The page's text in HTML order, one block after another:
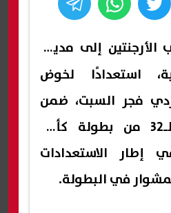
الأرجنتين إلى مدينة
استعدادًا لخوض
فجر السبت، ضمن
منافسات دور الـ32 من بطولة كأس
2026، في إطار الاستعدادات
في البطولة.